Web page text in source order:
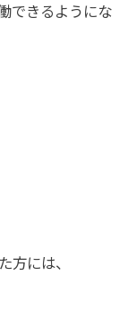
できるようにな
方には、